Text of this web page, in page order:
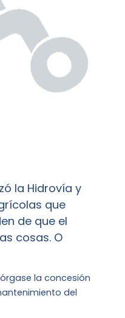
la Hidrovía y
que
de que el
cosas. O
la concesión
del